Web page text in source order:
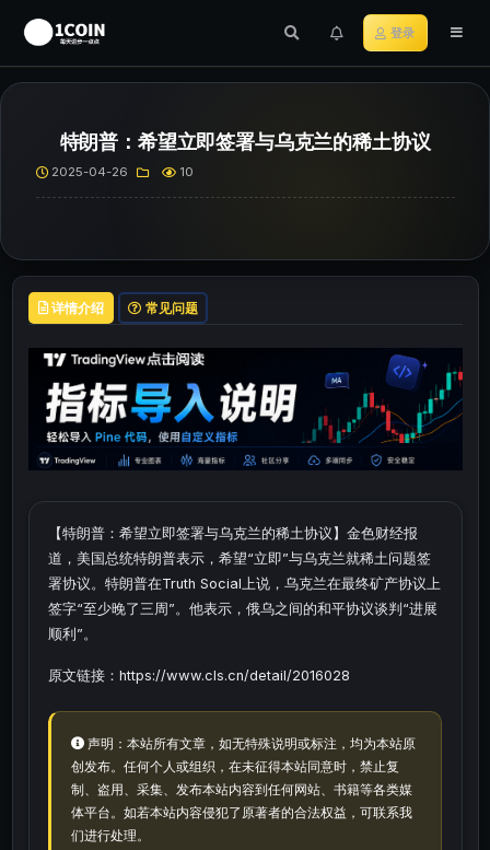
登录
特朗普：希望立即签署与乌克兰的稀土协议
2025-04-26 10
详情介绍 常见问题
【特朗普：希望立即签署与乌克兰的稀土协议】金色财经报
道，美国总统特朗普表示，希望“立即”与乌克兰就稀土问题签
署协议。特朗普在Truth Social上说，乌克兰在最终矿产协议上
签字“至少晚了三周”。他表示，俄乌之间的和平协议谈判“进展
顺利”。
原文链接：https://www.cls.cn/detail/2016028
声明：本站所有文章，如无特殊说明或标注，均为本站原
创发布。任何个人或组织，在未征得本站同意时，禁止复
制、盗用、采集、发布本站内容到任何网站、书籍等各类媒
体平台。如若本站内容侵犯了原著者的合法权益，可联系我
们进行处理。